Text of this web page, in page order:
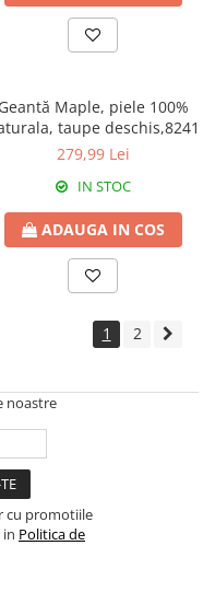
Geantă Maple, piele 100%
taupe deschis,8241
279,99 Lei
IN STOC
ADAUGA IN COS
1 2
noastre
cu promotiile
Politica de